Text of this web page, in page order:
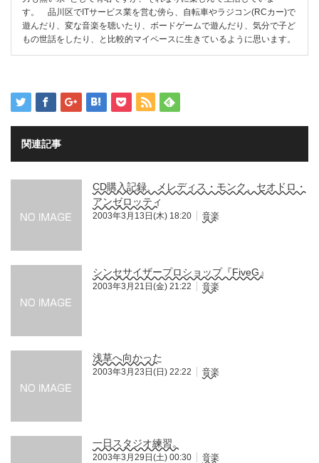
す。 品川区でITサービス業を営む傍ら、自転車やラジコン(RCカー)で
遊んだり、変な音楽を聴いたり、ボードゲームで遊んだり、気分で子ど
もの世話をしたり、と比較的マイペースに生きているように思います。
関連記事
CD購入記録、メレディス・モンク、セオドロ・
アンゼロッティ
2003年3月13日(木) 18:20 音楽
シンセサイザープロショップ『FiveG』
2003年3月21日(金) 21:22 音楽
浅草へ向かった
2003年3月23日(日) 22:22 音楽
一日スタジオ練習。
2003年3月29日(土) 00:30 音楽